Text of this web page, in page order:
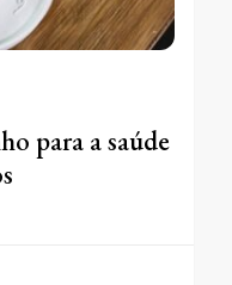
para a saúde